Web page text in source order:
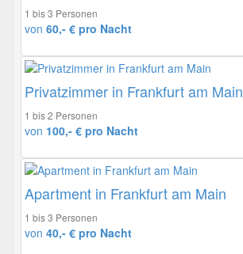
1 bis 3 Personen
von 60,- € pro Nacht
Privatzimmer in Frankfurt am Main
1 bis 2 Personen
von 100,- € pro Nacht
Apartment in Frankfurt am Main
1 bis 3 Personen
von 40,- € pro Nacht